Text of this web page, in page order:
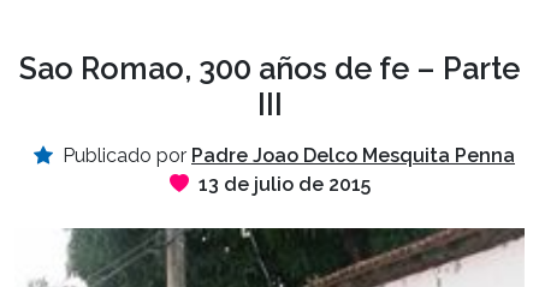
Sao Romao, 300 años de fe – Parte
III
Publicado por Padre Joao Delco Mesquita Penna
13 de julio de 2015